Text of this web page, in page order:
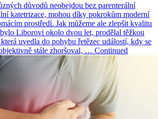
důvodů neobejdou bez parenterální
katetrizace, mohou díky pokrokům moderní
prostředí. Jak můžeme ale zlepšit kvalitu
Liborovi okolo dvou let, prodělal těžkou
uvedla do pohybu řetězec událostí, kdy se
stále zhoršoval, … Continued